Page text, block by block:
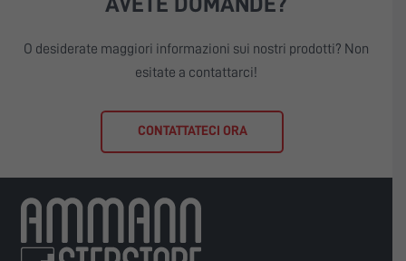
O desiderate maggiori informazioni sui nostri prodotti? Non
esitate a contattarci!
CONTATTATECI ORA